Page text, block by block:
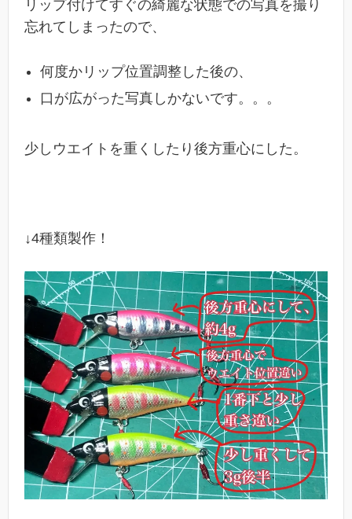
リップ付けてすぐの綺麗な状態での写真を撮り
忘れてしまったので、
何度かリップ位置調整した後の、
口が広がった写真しかないです。。。
少しウエイトを重くしたり後方重心にした。
↓4種類製作！